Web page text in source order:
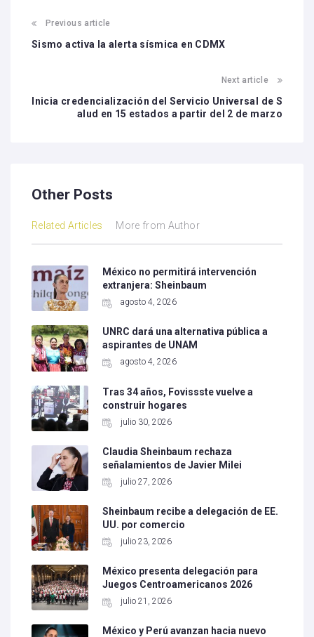
Previous article
Sismo activa la alerta sísmica en CDMX
Next article
Inicia credencialización del Servicio Universal de S
alud en 15 estados a partir del 2 de marzo
Other Posts
Related Articles More from Author
México no permitirá intervención
extranjera: Sheinbaum
agosto 4, 2026
UNRC dará una alternativa pública a
aspirantes de UNAM
agosto 4, 2026
Tras 34 años, Fovissste vuelve a
construir hogares
julio 30, 2026
Claudia Sheinbaum rechaza
señalamientos de Javier Milei
julio 27, 2026
Sheinbaum recibe a delegación de EE.
UU. por comercio
julio 23, 2026
México presenta delegación para
Juegos Centroamericanos 2026
julio 21, 2026
México y Perú avanzan hacia nuevo